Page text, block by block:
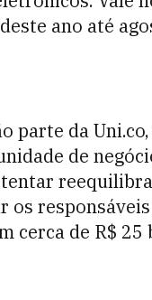
ano até
parte da
de
os
cerca de R$ 25